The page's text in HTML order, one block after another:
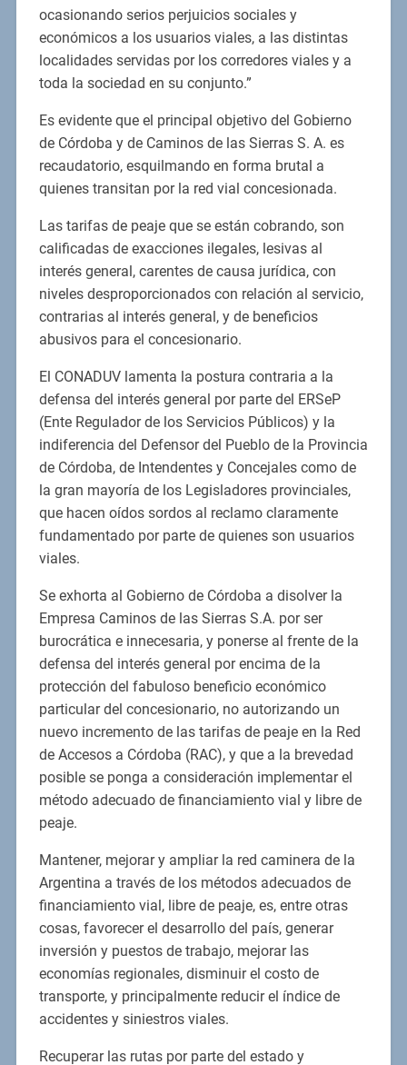
ocasionando serios perjuicios sociales y
económicos a los usuarios viales, a las distintas
localidades servidas por los corredores viales y a
toda la sociedad en su conjunto.”
Es evidente que el principal objetivo del Gobierno
de Córdoba y de Caminos de las Sierras S. A. es
recaudatorio, esquilmando en forma brutal a
quienes transitan por la red vial concesionada.
Las tarifas de peaje que se están cobrando, son
calificadas de exacciones ilegales, lesivas al
interés general, carentes de causa jurídica, con
niveles desproporcionados con relación al servicio,
contrarias al interés general, y de beneficios
abusivos para el concesionario.
El CONADUV lamenta la postura contraria a la
defensa del interés general por parte del ERSeP
(Ente Regulador de los Servicios Públicos) y la
indiferencia del Defensor del Pueblo de la Provincia
de Córdoba, de Intendentes y Concejales como de
la gran mayoría de los Legisladores provinciales,
que hacen oídos sordos al reclamo claramente
fundamentado por parte de quienes son usuarios
viales.
Se exhorta al Gobierno de Córdoba a disolver la
Empresa Caminos de las Sierras S.A. por ser
burocrática e innecesaria, y ponerse al frente de la
defensa del interés general por encima de la
protección del fabuloso beneficio económico
particular del concesionario, no autorizando un
nuevo incremento de las tarifas de peaje en la Red
de Accesos a Córdoba (RAC), y que a la brevedad
posible se ponga a consideración implementar el
método adecuado de financiamiento vial y libre de
peaje.
Mantener, mejorar y ampliar la red caminera de la
Argentina a través de los métodos adecuados de
financiamiento vial, libre de peaje, es, entre otras
cosas, favorecer el desarrollo del país, generar
inversión y puestos de trabajo, mejorar las
economías regionales, disminuir el costo de
transporte, y principalmente reducir el índice de
accidentes y siniestros viales.
Recuperar las rutas por parte del estado y